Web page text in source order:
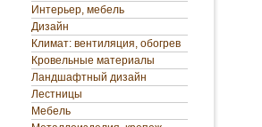
Интерьер, мебель
Дизайн
Климат: вентиляция, обогрев
Кровельные материалы
Ландшафтный дизайн
Лестницы
Мебель